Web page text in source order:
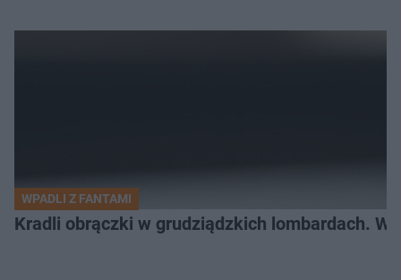
WPADLI Z FANTAMI
Kradli obrączki w grudziądzkich lombardach.